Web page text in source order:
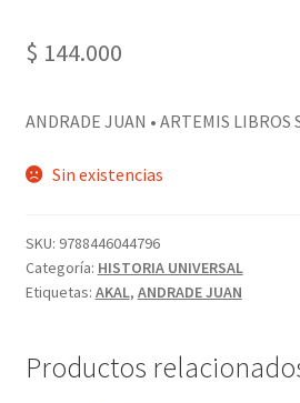
$ 144.000
ANDRADE JUAN • ARTEMIS LIBROS
Sin existencias
SKU: 9788446044796
Categoría: HISTORIA UNIVERSAL
Etiquetas: AKAL, ANDRADE JUAN
Productos